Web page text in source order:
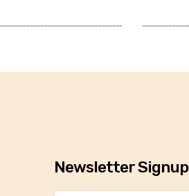
Newsletter Signup